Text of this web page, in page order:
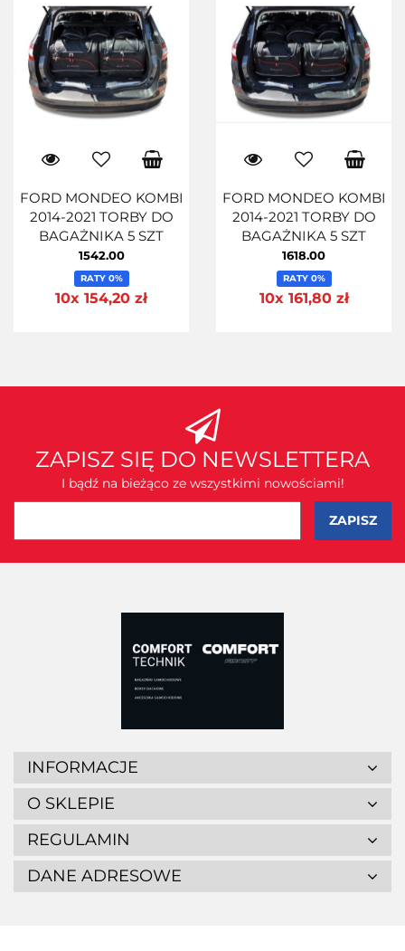
FORD MONDEO KOMBI
2014-2021 TORBY DO
BAGAŻNIKA 5 SZT
1542.00
RATY 0%
10x 154,20 zł
FORD MONDEO KOMBI
2014-2021 TORBY DO
BAGAŻNIKA 5 SZT
1618.00
RATY 0%
10x 161,80 zł
ZAPISZ SIĘ DO NEWSLETTERA
I bądź na bieżąco ze wszystkimi nowościami!
INFORMACJE
O SKLEPIE
REGULAMIN
DANE ADRESOWE